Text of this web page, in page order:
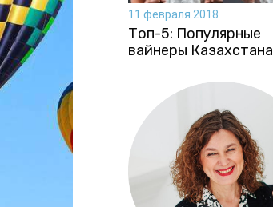
11 февраля 2018
Топ-5: Популярные
вайнеры Казахстана